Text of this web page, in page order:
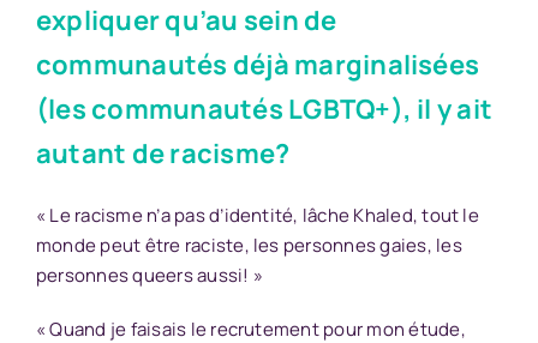
expliquer qu’au sein de
communautés déjà marginalisées
(les communautés LGBTQ+), il y ait
autant de racisme?
« Le racisme n’a pas d’identité, lâche Khaled, tout le
monde peut être raciste, les personnes gaies, les
personnes queers aussi! »
« Quand je faisais le recrutement pour mon étude,